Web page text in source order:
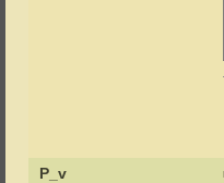
P_v